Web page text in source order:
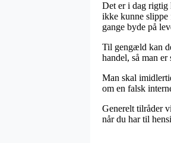
Det er i dag rigtig
ikke kunne slippe
gange byde på
Til gengæld kan
handel, så man
Man skal
om en falsk
Generelt tilråder
når du har til